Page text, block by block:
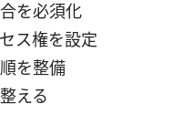
を必須化
ス権を設定
を整備
える